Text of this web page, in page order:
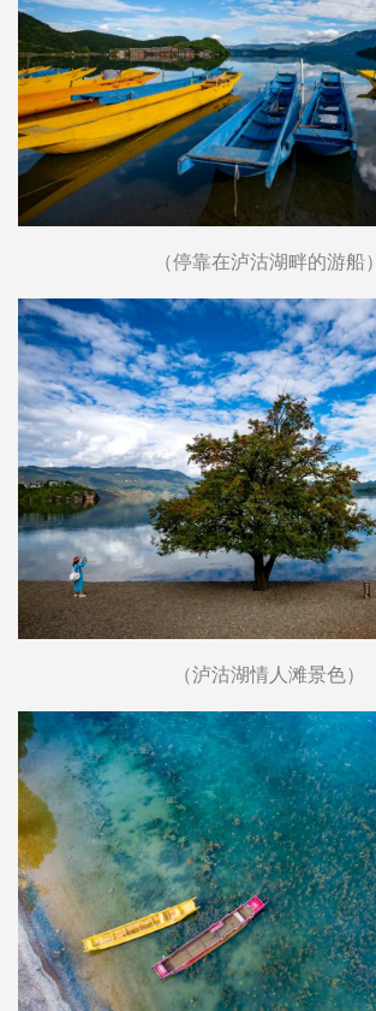
（停靠在泸沽湖畔的游船）
（泸沽湖情人滩景色）